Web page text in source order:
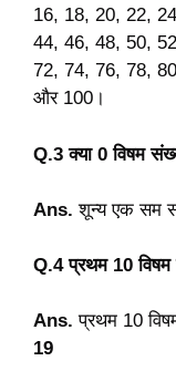
16, 18, 20, 22,
44, 46, 48, 50,
72, 74, 76, 78,
और 100।
Q.3 क्या 0 विषम
Ans. शून्य एक सम
Q.4 प्रथम 10
Ans. प्रथम 10
19